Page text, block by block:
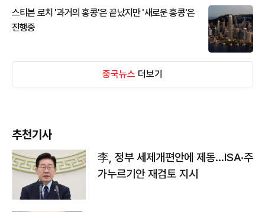
스티븐 로치 '과거의 홍콩'은 끝났지만 '새로운 홍콩'은
진행중
중국뉴스 더보기
추천기사
李, 정부 세제개편안에 제동…ISA·주
가누르기안 재검토 지시